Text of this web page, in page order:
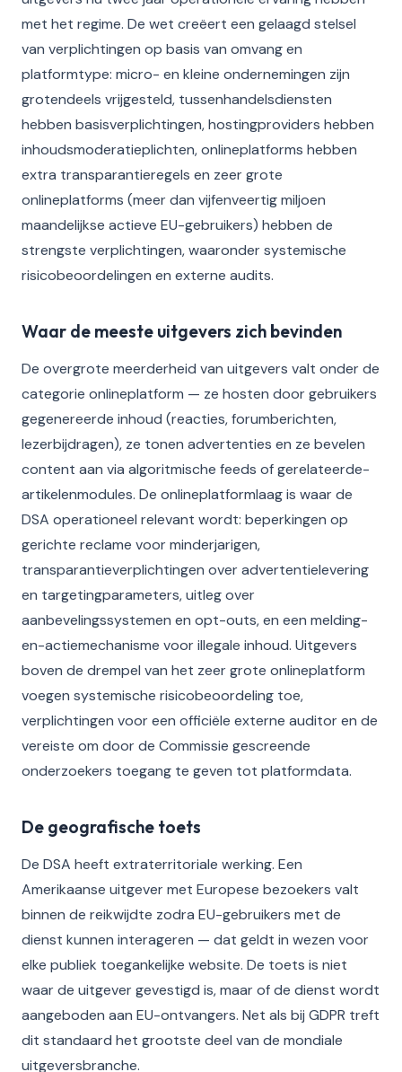
met het regime. De wet creëert een gelaagd stelsel
van verplichtingen op basis van omvang en
platformtype: micro- en kleine ondernemingen zijn
grotendeels vrijgesteld, tussenhandelsdiensten
hebben basisverplichtingen, hostingproviders hebben
inhoudsmoderatieplichten, onlineplatforms hebben
extra transparantieregels en zeer grote
onlineplatforms (meer dan vijfenveertig miljoen
maandelijkse actieve EU-gebruikers) hebben de
strengste verplichtingen, waaronder systemische
risicobeoordelingen en externe audits.
Waar de meeste uitgevers zich bevinden
De overgrote meerderheid van uitgevers valt onder de
categorie onlineplatform — ze hosten door gebruikers
gegenereerde inhoud (reacties, forumberichten,
lezerbijdragen), ze tonen advertenties en ze bevelen
content aan via algoritmische feeds of gerelateerde-
artikelenmodules. De onlineplatformlaag is waar de
DSA operationeel relevant wordt: beperkingen op
gerichte reclame voor minderjarigen,
transparantieverplichtingen over advertentielevering
en targetingparameters, uitleg over
aanbevelingssystemen en opt-outs, en een melding-
en-actiemechanisme voor illegale inhoud. Uitgevers
boven de drempel van het zeer grote onlineplatform
voegen systemische risicobeoordeling toe,
verplichtingen voor een officiële externe auditor en de
vereiste om door de Commissie gescreende
onderzoekers toegang te geven tot platformdata.
De geografische toets
De DSA heeft extraterritoriale werking. Een
Amerikaanse uitgever met Europese bezoekers valt
binnen de reikwijdte zodra EU-gebruikers met de
dienst kunnen interageren — dat geldt in wezen voor
elke publiek toegankelijke website. De toets is niet
waar de uitgever gevestigd is, maar of de dienst wordt
aangeboden aan EU-ontvangers. Net als bij GDPR treft
dit standaard het grootste deel van de mondiale
uitgeversbranche.